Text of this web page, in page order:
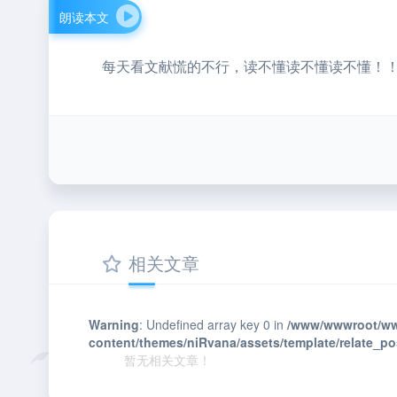
朗读本文
每天看文献慌的不行，读不懂读不懂读不懂！
相关文章
Warning: Undefined array key 0 in /www/wwwroot/
content/themes/niRvana/assets/template/
暂无相关文章！